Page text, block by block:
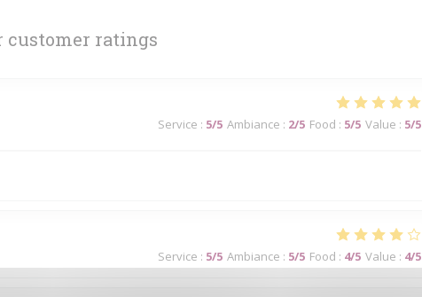
customer ratings
Service : 5/5 Ambiance : 2/5 Food : 5/5 Value : 5/5
Service : 5/5 Ambiance : 5/5 Food : 4/5 Value : 4/5